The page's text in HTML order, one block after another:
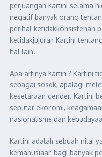
perjuangan Kartini selama
negatif banyak orang
perihal ketidakkonsistenan
ketidakjujuran Kartini
hal lain.
Apa artinya Kartini? Kartini
sebagai sosok, apalagi
kesetaraan gender. Kartini
seputar ekonomi,
nasionalisme dan
Kartini adalah sebuah nilai
kemanusiaan bagi banyak